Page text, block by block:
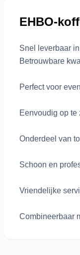
EHBO-
Snel leverbaar
Betrouwbare
Perfect voor
Eenvoudig op te
Onderdeel van
Schoon en
Vriendelijke
Combineerbaar